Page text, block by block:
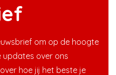
om op de hoogte
updates over ons
hoe jij het beste je